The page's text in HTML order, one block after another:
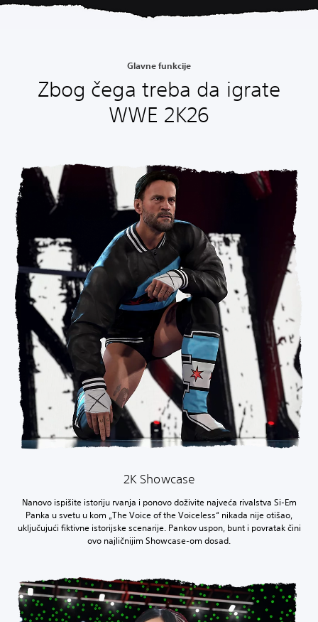
Glavne funkcije
Zbog čega treba da igrate
WWE 2K26
2K Showcase
Nanovo ispišite istoriju rvanja i ponovo doživite najveća rivalstva Si-Em
Panka u svetu u kom „The Voice of the Voiceless“ nikada nije otišao,
uključujući fiktivne istorijske scenarije. Pankov uspon, bunt i povratak čini
ovo najličnijim Showcase-om dosad.